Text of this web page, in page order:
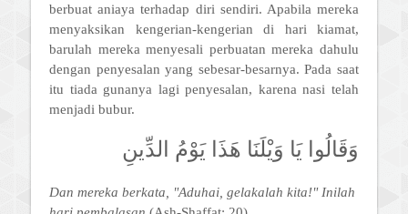
berbuat aniaya terhadap diri sendiri. Apabila mereka
menyaksikan kengerian-kengerian di hari kiamat,
barulah mereka menyesali perbuatan mereka dahulu
dengan penyesalan yang sebesar-besarnya. Pada saat
itu tiada gunanya lagi penyesalan, karena nasi telah
menjadi bubur.
وَقَالُوا يَا وَيْلَنَا هَذَا يَوْمُ الدِّينِ
Dan mereka berkata, "Aduhai, gelakalah kita!" Inilah